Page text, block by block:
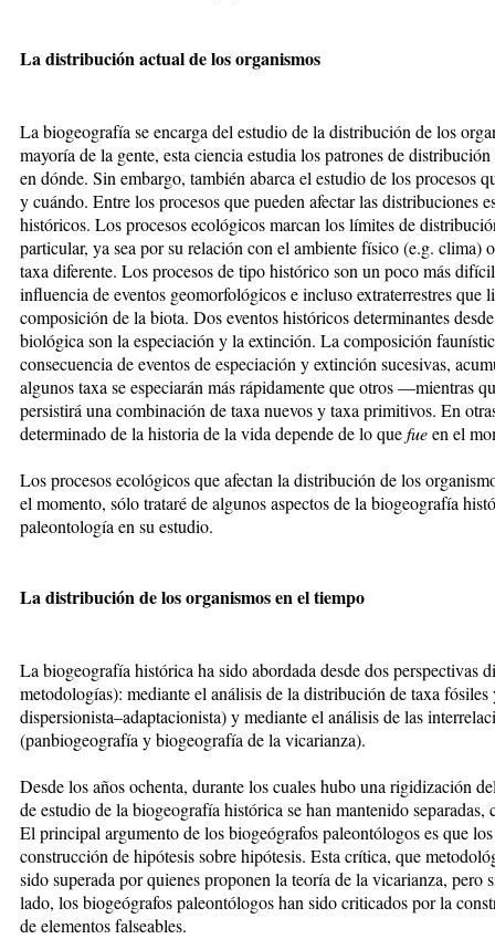
La distribución actual de los organismos
La biogeografía se encarga del estudio de la distribución de los
mayoría de la gente, esta ciencia estudia los patrones de
en dónde. Sin embargo, también abarca el estudio de los procesos
y cuándo. Entre los procesos que pueden afectar las distribuciones
históricos. Los procesos ecológicos marcan los límites de
particular, ya sea por su relación con el ambiente físico (e.g. clima)
taxa diferente. Los procesos de tipo histórico son un poco más
influencia de eventos geomorfológicos e incluso extraterrestres que
composición de la biota. Dos eventos históricos determinantes
biológica son la especiación y la extinción. La composición
consecuencia de eventos de espe­ciación y extinción sucesivas,
algunos taxa se especiarán más rápidamente que otros —mientras
persistirá una combinación de taxa nuevos y taxa primitivos. En
determinado de la historia de la vida depende de lo quefueen el
Los procesos ecológicos que afectan la distribución de los
el momento, sólo trataré de algunos aspectos de la biogeografía
paleontología en su estudio.
La distribución de los organismos en el tiempo
La biogeografía histórica ha sido abordada desde dos perspectivas
metodologías): mediante el análisis de la distribución de taxa
dispersionista–adaptacionista) y mediante el análisis de las
(panbiogeografía y biogeografía de la vicarianza).
Desde los años ochenta, durante los cuales hubo una rigidización
de estudio de la biogeo­gra­fía histórica se han mantenido
El principal argumento de los biogeógrafos paleontólogos es que
construcción de hipótesis sobre hipótesis. Esta crítica, que
sido superada por quienes proponen la teoría de la vicarianza, pero
lado, los biogeógrafos paleontólogos han sido criticados por la
de elementos falseables.